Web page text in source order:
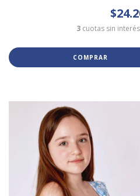
3 cuotas sin
COMPRAR